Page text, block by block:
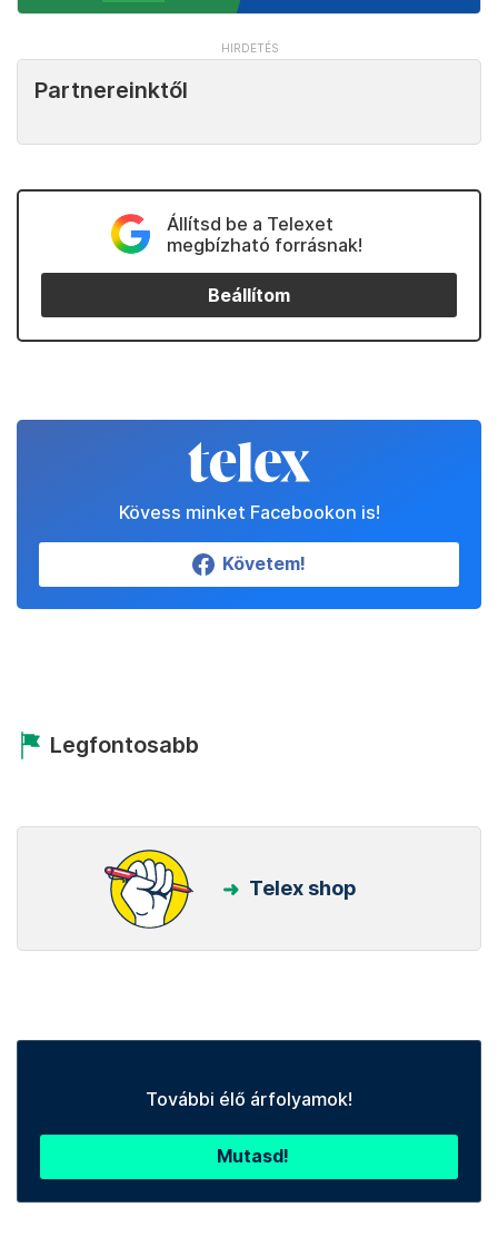
Partnereinktől
Állítsd be a Telexet
megbízható forrásnak!
Beállítom
Kövess minket Facebookon is!
Követem!
Legfontosabb
Telex shop
További élő árfolyamok!
Mutasd!